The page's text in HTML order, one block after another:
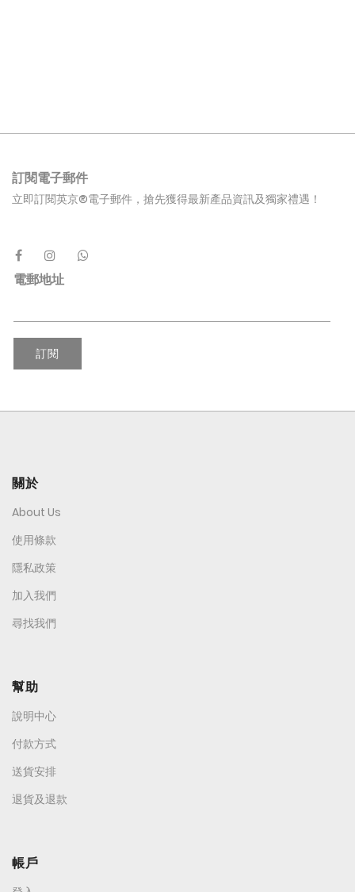
訂閱電子郵件
立即訂閱英京®電子郵件，搶先獲得最新產品資訊及獨家禮遇！
電郵地址
訂閱
關於
About Us
使用條款
隱私政策
加入我們
尋找我們
幫助
說明中心
付款方式
送貨安排
退貨及退款
帳戶